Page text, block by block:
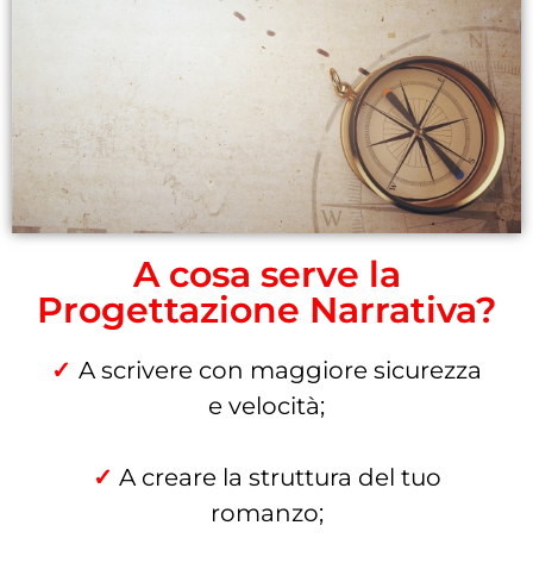
A cosa serve la
Progettazione Narrativa?
✓ A scrivere con maggiore sicurezza
e velocità;
✓ A creare la struttura del tuo
romanzo;